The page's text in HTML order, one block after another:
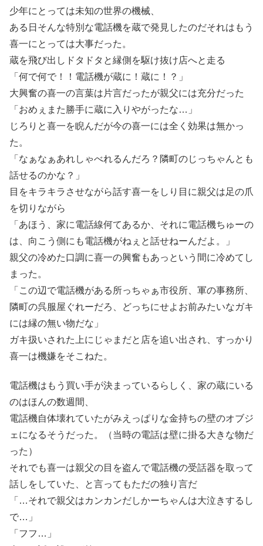
少年にとっては未知の世界の機械、
ある日そんな特別な電話機を蔵で発見したのだそれはもう
喜一にとっては大事だった。
蔵を飛び出しドタドタと縁側を駆け抜け店へと走る
「何で何で！！電話機が蔵に！蔵に！？」
大興奮の喜一の言葉は片言だったが親父には充分だった
「おめぇまた勝手に蔵に入りやがったな…」
じろりと喜一を睨んだが今の喜一には全く効果は無かっ
た。
「なぁなぁあれしゃべれるんだろ？隣町のじっちゃんとも
話せるのかな？」
目をキラキラさせながら話す喜一をしり目に親父は足の爪
を切りながら
「あほう、家に電話線何てあるか、それに電話機ちゅーの
は、向こう側にも電話機がねぇと話せねーんだよ。」
親父の冷めた口調に喜一の興奮もあっという間に冷めてし
まった。
「この辺で電話機がある所っちゃぁ市役所、軍の事務所、
隣町の呉服屋ぐれーだろ、どっちにせよお前みたいなガキ
には縁の無い物だな」
ガキ扱いされた上にじゃまだと店を追い出され、すっかり
喜一は機嫌をそこねた。
電話機はもう買い手が決まっているらしく、家の蔵にいる
のはほんの数週間、
電話機自体壊れていたがみえっぱりな金持ちの壁のオブジ
ェになるそうだった。（当時の電話は壁に掛る大きな物だ
った）
それでも喜一は親父の目を盗んで電話機の受話器を取って
話しをしていた、と言ってもただの独り言だ
「…それで親父はカンカンだしかーちゃんは大泣きするし
で…」
「フフ…」